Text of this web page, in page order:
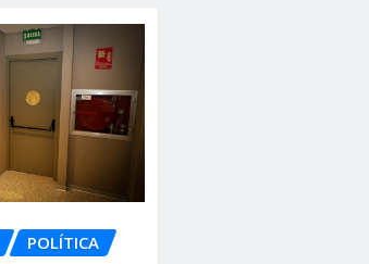
POLÍTICA